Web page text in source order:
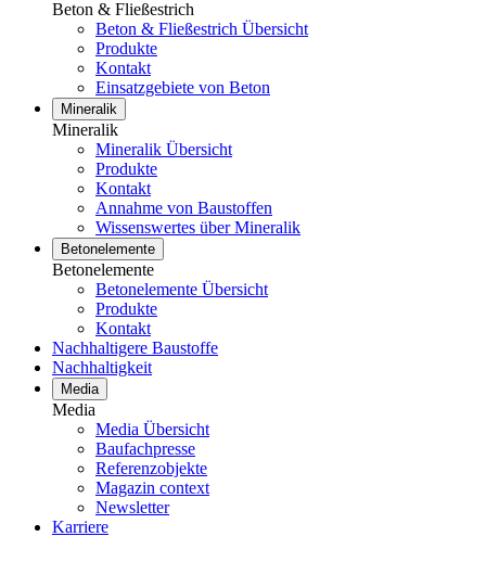
Beton & Fließestrich
Beton & Fließestrich Übersicht
Produkte
Kontakt
Einsatzgebiete von Beton
Mineralik
Mineralik
Mineralik Übersicht
Produkte
Kontakt
Annahme von Baustoffen
Wissenswertes über Mineralik
Betonelemente
Betonelemente
Betonelemente Übersicht
Produkte
Kontakt
Nachhaltigere Baustoffe
Nachhaltigkeit
Media
Media
Media Übersicht
Baufachpresse
Referenzobjekte
Magazin context
Newsletter
Karriere